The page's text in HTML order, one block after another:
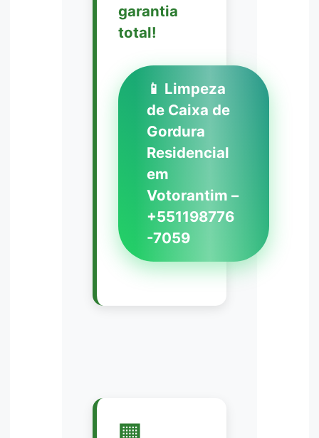
garantia
total!
📱 Limpeza
de Caixa de
Gordura
Residencial
em
Votorantim –
+551198776
-7059